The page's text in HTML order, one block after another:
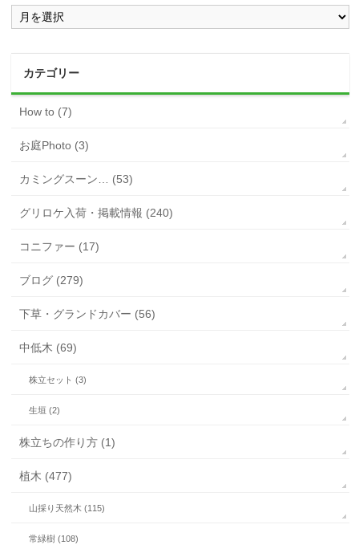
カテゴリー
How to (7)
お庭Photo (3)
カミングスーン… (53)
グリロケ入荷・掲載情報 (240)
コニファー (17)
ブログ (279)
下草・グランドカバー (56)
中低木 (69)
株立セット (3)
生垣 (2)
株立ちの作り方 (1)
植木 (477)
山採り天然木 (115)
常緑樹 (108)